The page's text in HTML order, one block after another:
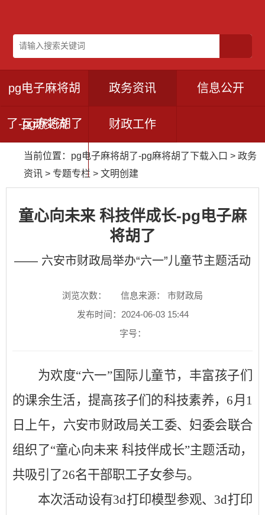
pg电子麻将胡
了-pg麻将胡了
下载入口
政务资讯 信息公开
互动交流 财政工作
当前位置： pg电子麻将胡了-pg麻将胡了下载入口 > 政务
资讯 > 专题专栏 > 文明创建
童心向未来 科技伴成长-pg电子麻
将胡了
—— 六安市财政局举办“六一”儿童节主题活动
浏览次数：
信息来源： 市财政局
发布时间：2024-06-03 15:44
字号：
为欢度“六一”国际儿童节，丰富孩子们
的课余生活，提高孩子们的科技素养，6月1
日上午，六安市财政局关工委、妇委会联合
组织了“童心向未来 科技伴成长”主题活动，
共吸引了26名干部职工子女参与。
本次活动设有3d打印模型参观、3d打印